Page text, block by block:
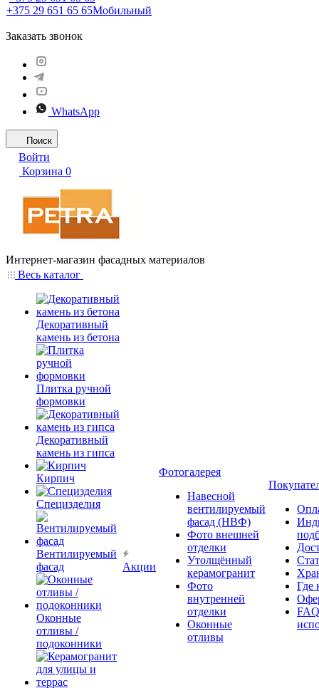
+375 29 651 65 65Мобильный
Заказать звонок
WhatsApp
Поиск
Войти
Корзина 0
Интернет-магазин фасадных материалов
Весь каталог
Декоративный
камень из бетона
Плитка ручной
формовки
Декоративный
камень из гипса
Кирпич
Специзделия
Вентилируемый
фасад
Оконные
отливы /
подоконники
Акции
Фотогалерея
Навесной
вентилируемый
фасад (НВФ)
Фото внешней
отделки
Утолщённый
керамогранит
Фото
внутренней
отделки
Оконные
отливы
Где